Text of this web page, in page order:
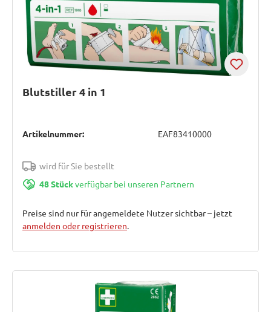
Blutstiller 4 in 1
Artikelnummer: EAF83410000
wird für Sie bestellt
48 Stückverfügbar bei unseren Partnern
Preise sind nur für angemeldete Nutzer sichtbar – jetzt
anmelden oder registrieren.